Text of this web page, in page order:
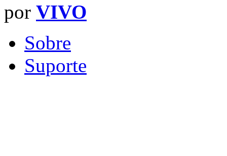
por VIVO
Sobre
Suporte